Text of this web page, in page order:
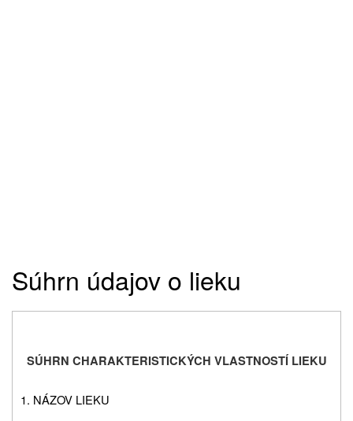
Súhrn údajov o lieku
SÚHRN CHARAKTERISTICKÝCH VLASTNOSTÍ LIEKU
1. NÁZOV LIEKU